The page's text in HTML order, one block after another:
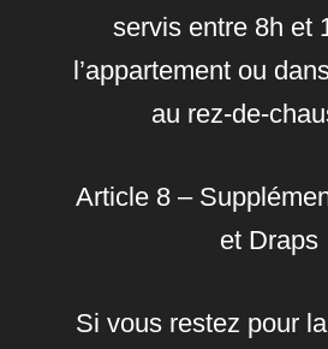
servis entre 8h et
l’appartement ou
au rez-de-
Article 8 –
et Draps
Si vous restez pour